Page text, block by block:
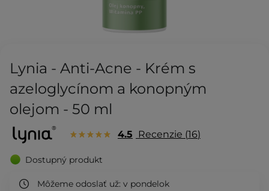
Lynia - Anti-Acne - Krém s
azeloglycínom a konopným
olejom - 50 ml
4.5 Recenzie 16
Dostupný produkt
Môžeme odoslať už: v pondelok